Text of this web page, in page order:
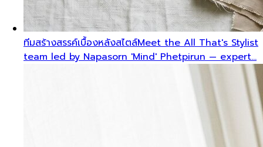
ทีมสร้างสรรค์เบื้องหลังสไตล์Meet the All That's Stylist
team led by Napasorn 'Mind' Phetpirun — expert…